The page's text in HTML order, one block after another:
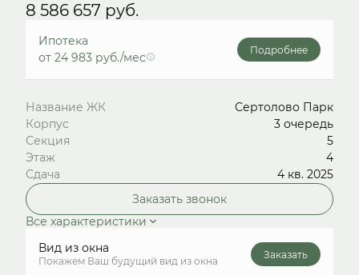
8 586 657 руб.
Ипотека
от 24 983 руб./мес
Подробнее
Название ЖК
Сертолово Парк
Корпус
3 очередь
Секция
5
Этаж
4
Сдача
4 кв. 2025
Заказать звонок
Все характеристики
Вид из окна
Покажем Ваш будущий вид из окна
Заказать